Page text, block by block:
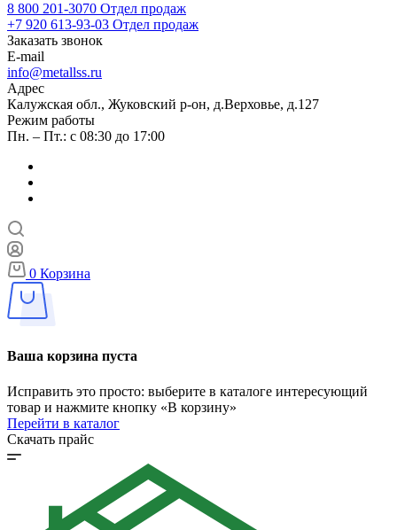
8 800 201-3070 Отдел продаж
+7 920 613-93-03 Отдел продаж
Заказать звонок
E-mail
info@metallss.ru
Адрес
Калужская обл., Жуковский р-он, д.Верховье, д.127
Режим работы
Пн. – Пт.: с 08:30 до 17:00
0 Корзина
Ваша корзина пуста
Исправить это просто: выберите в каталоге интересующий
товар и нажмите кнопку «В корзину»
Перейти в каталог
Скачать прайс